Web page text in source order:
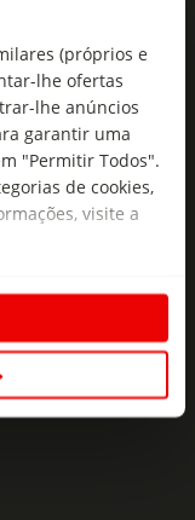
(próprios e
lhe ofertas
lhe anúncios
garantir uma
"Permitir Todos".
de cookies,
visite a
no
Subscrever